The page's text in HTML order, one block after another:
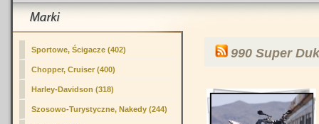
Sportowe, Ścigacze (402)
Chopper, Cruiser (400)
Harley-Davidson (318)
Szosowo-Turystyczne, Nakedy (244)
990 Super